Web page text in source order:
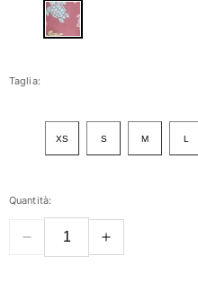
Taglie forti
Vedi tutti i Donna
Costumi da bagno
Slips
Taglia:
XS S M L
Quantità: